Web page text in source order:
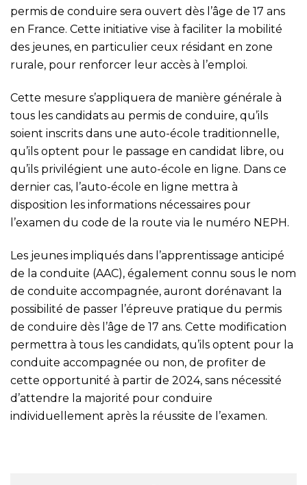
permis de conduire sera ouvert dès l’âge de 17 ans
en France. Cette initiative vise à faciliter la mobilité
des jeunes, en particulier ceux résidant en zone
rurale, pour renforcer leur accès à l’emploi.
Cette mesure s’appliquera de manière générale à
tous les candidats au permis de conduire, qu’ils
soient inscrits dans une auto-école traditionnelle,
qu’ils optent pour le passage en candidat libre, ou
qu’ils privilégient une auto-école en ligne. Dans ce
dernier cas, l’auto-école en ligne mettra à
disposition les informations nécessaires pour
l’examen du code de la route via le numéro NEPH.
Les jeunes impliqués dans l’apprentissage anticipé
de la conduite (AAC), également connu sous le nom
de conduite accompagnée, auront dorénavant la
possibilité de passer l’épreuve pratique du permis
de conduire dès l’âge de 17 ans. Cette modification
permettra à tous les candidats, qu’ils optent pour la
conduite accompagnée ou non, de profiter de
cette opportunité à partir de 2024, sans nécessité
d’attendre la majorité pour conduire
individuellement après la réussite de l’examen.